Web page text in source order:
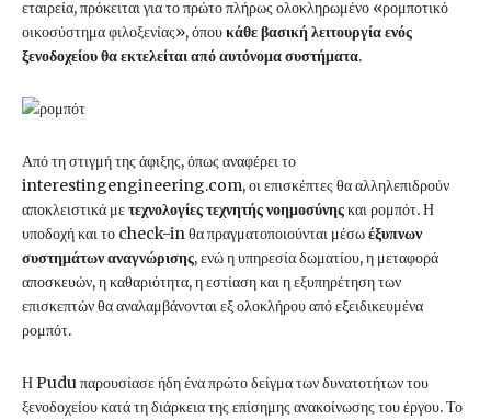
εταιρεία, πρόκειται για το πρώτο πλήρως ολοκληρωμένο «ρομποτικό
οικοσύστημα φιλοξενίας», όπουκάθε βασική λειτουργία ενός
ξενοδοχείου θα εκτελείται από αυτόνομα συστήματα.
Από τη στιγμή της άφιξης, όπως αναφέρει το
interestingengineering.com, οι επισκέπτες θα αλληλεπιδρούν
αποκλειστικά μετεχνολογίες τεχνητής νοημοσύνηςκαι ρομπότ. Η
υποδοχή και το check-in θα πραγματοποιούνται μέσωέξυπνων
συστημάτων αναγνώρισης, ενώ η υπηρεσία δωματίου, η μεταφορά
αποσκευών, η καθαριότητα, η εστίαση και η εξυπηρέτηση των
επισκεπτών θα αναλαμβάνονται εξ ολοκλήρου από εξειδικευμένα
ρομπότ.
Η Pudu παρουσίασε ήδη ένα πρώτο δείγμα των δυνατοτήτων του
ξενοδοχείου κατά τη διάρκεια της επίσημης ανακοίνωσης του έργου. Το